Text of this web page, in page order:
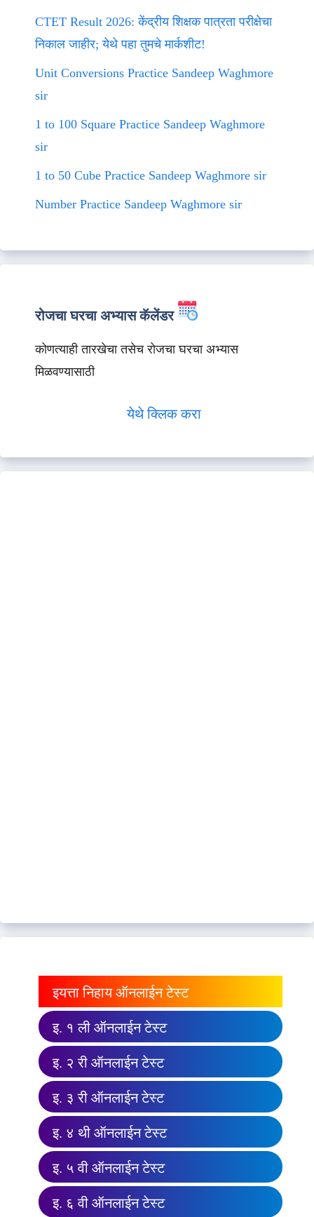
CTET Result 2026: केंद्रीय शिक्षक पात्रता परीक्षेचा
निकाल जाहीर; येथे पहा तुमचे मार्कशीट!
Unit Conversions Practice Sandeep Waghmore
sir
1 to 100 Square Practice Sandeep Waghmore
sir
1 to 50 Cube Practice Sandeep Waghmore sir
Number Practice Sandeep Waghmore sir
रोजचा घरचा अभ्यास कॅलेंडर
कोणत्याही तारखेचा तसेच रोजचा घरचा अभ्यास
मिळवण्यासाठी
येथे क्लिक करा
इयत्ता निहाय ऑनलाईन टेस्ट
इ. १ ली ऑनलाईन टेस्ट
इ. २ री ऑनलाईन टेस्ट
इ. ३ री ऑनलाईन टेस्ट
इ. ४ थी ऑनलाईन टेस्ट
इ. ५ वी ऑनलाईन टेस्ट
इ. ६ वी ऑनलाईन टेस्ट